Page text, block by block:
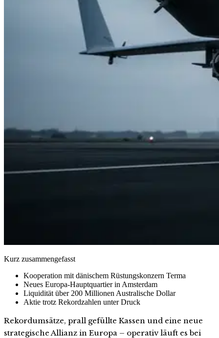
Kurz zusammengefasst
Kooperation mit dänischem Rüstungskonzern Terma
Neues Europa-Hauptquartier in Amsterdam
Liquidität über 200 Millionen Australische Dollar
Aktie trotz Rekordzahlen unter Druck
Rekordumsätze, prall gefüllte Kassen und eine neue
strategische Allianz in Europa – operativ läuft es bei